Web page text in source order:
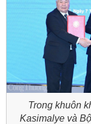
Trong khuôn
Kasimalye và